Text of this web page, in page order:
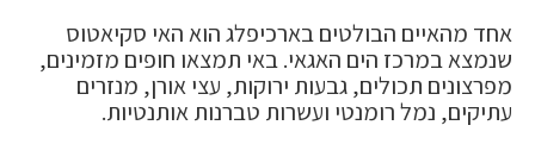
אחד מהאיים הבולטים בארכיפלג הוא האי סקיאטוס
שנמצא במרכז הים האגאי. באי תמצאו חופים מזמינים,
מפרצונים תכולים, גבעות ירוקות, עצי אורן, מנזרים
עתיקים, נמל רומנטי ועשרות טברנות אותנטיות.